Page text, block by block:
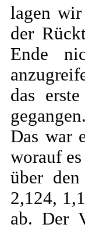
lagen
der
Ende
das
Das war
worauf
über
2,124,
ab. Der